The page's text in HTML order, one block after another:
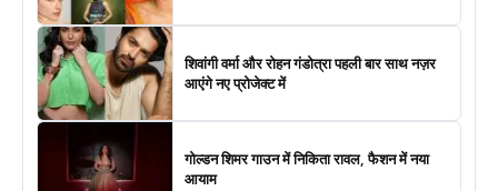
शिवांगी वर्मा और रोहन गंडोत्रा पहली बार साथ नज़र
आएंगे नए प्रोजेक्ट में
गोल्डन शिमर गाउन में निकिता रावल, फैशन में नया
आयाम